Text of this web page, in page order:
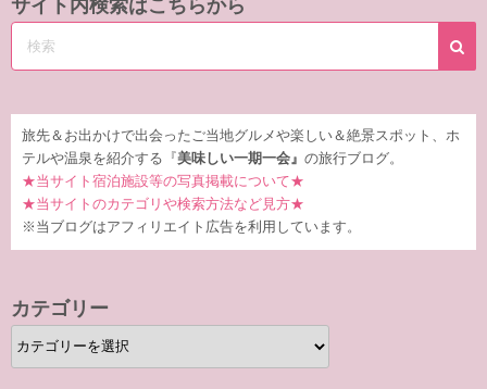
ス
ッ
サイト内検索はこちらから
旅先＆お出かけで出会ったご当地グルメや楽しい＆絶景スポット、ホ
テルや温泉を紹介する『 美味しい一期一会』 の旅行ブログ。
★当サイト宿泊施設等の写真掲載について★
★当サイトのカテゴリや検索方法など見方★
※当ブログはアフィリエイト広告を利用しています。
カテゴリー
カ
テ